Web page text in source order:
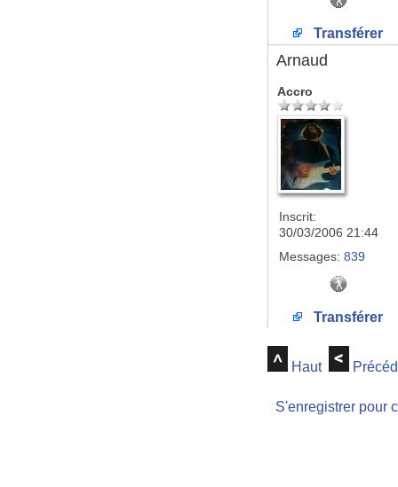
Transférer
Arnaud
Accro
Inscrit:
30/03/2006 21:44
Messages: 839
Transférer
Haut
S'enregistrer pour